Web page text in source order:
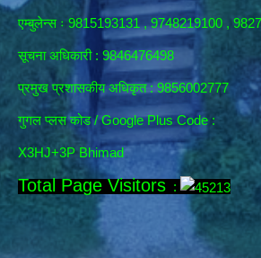
एम्बुलेन्स ः 9815193131 , 9748219100 ,
सूचना अधिकारी : 9846476498
प्रमुख प्रशासकीय अधिकृत : 9856002777
गुगल प्लस कोड / Google Plus Code :
X3HJ+3P Bhimad
Total Page Visitors :